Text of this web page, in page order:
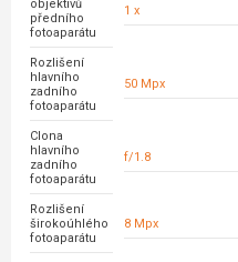
objektivů
předního
fotoaparátu
1 x
Rozlišení
hlavního
zadního
fotoaparátu
50 Mpx
Clona
hlavního
zadního
fotoaparátu
f/1.8
Rozlišení
širokoúhlého
fotoaparátu
8 Mpx